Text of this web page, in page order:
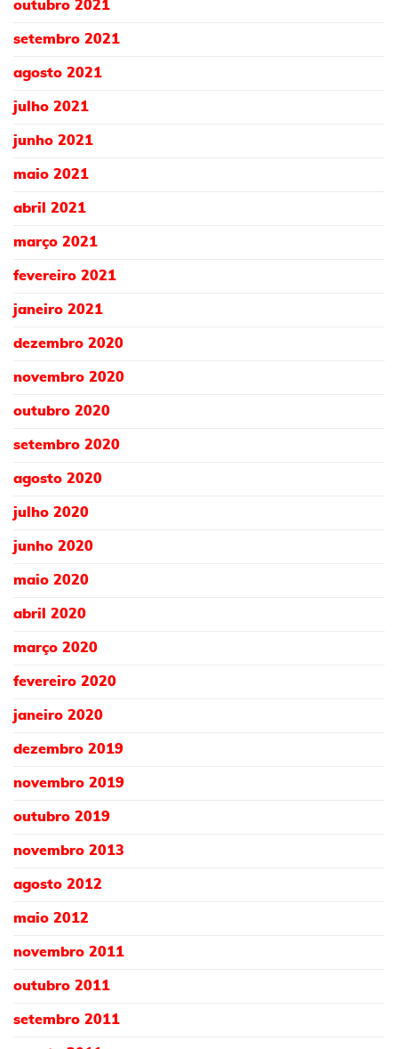
outubro 2021
setembro 2021
agosto 2021
julho 2021
junho 2021
maio 2021
abril 2021
março 2021
fevereiro 2021
janeiro 2021
dezembro 2020
novembro 2020
outubro 2020
setembro 2020
agosto 2020
julho 2020
junho 2020
maio 2020
abril 2020
março 2020
fevereiro 2020
janeiro 2020
dezembro 2019
novembro 2019
outubro 2019
novembro 2013
agosto 2012
maio 2012
novembro 2011
outubro 2011
setembro 2011